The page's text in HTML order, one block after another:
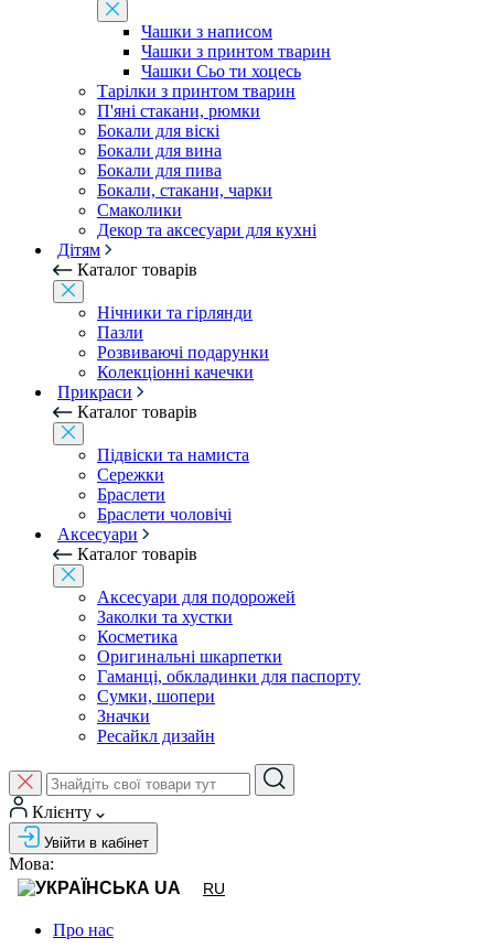
Чашки з написом
Чашки з принтом тварин
Чашки Сьо ти хоцесь
Тарілки з принтом тварин
П'яні стакани, рюмки
Бокали для віскі
Бокали для вина
Бокали для пива
Бокали, стакани, чарки
Смаколики
Декор та аксесуари для кухні
Дітям
Каталог товарів
Нічники та гірлянди
Пазли
Розвиваючі подарунки
Колекціонні качечки
Прикраси
Каталог товарів
Підвіски та намиста
Сережки
Браслети
Браслети чоловічі
Аксесуари
Каталог товарів
Аксесуари для подорожей
Заколки та хустки
Косметика
Оригинальні шкарпетки
Гаманці, обкладинки для паспорту
Сумки, шопери
Значки
Ресайкл дизайн
Клієнту
Увійти в кабінет
Мова:
UA
RU
Про нас